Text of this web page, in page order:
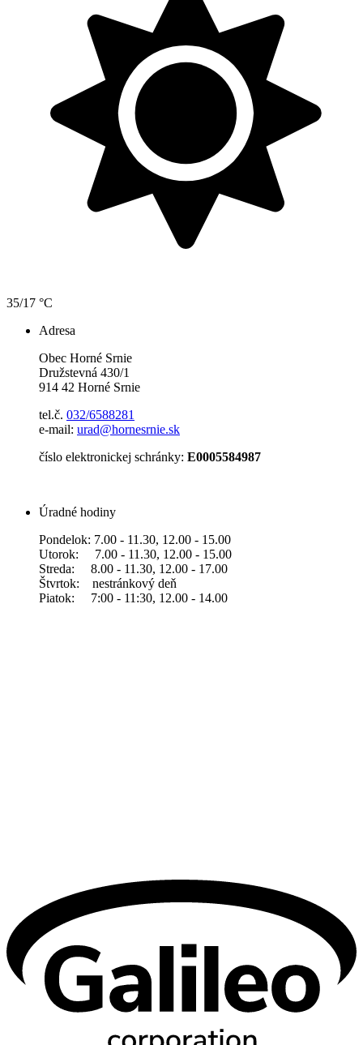
35/17 °C
Adresa
Obec Horné Srnie
Družstevná 430/1
914 42 Horné Srnie
tel.č. 032/6588281
e-mail: urad@hornesrnie.sk
číslo elektronickej schránky: E0005584987
Úradné hodiny
Pondelok: 7.00 - 11.30, 12.00 - 15.00
Utorok: 7.00 - 11.30, 12.00 - 15.00
Streda: 8.00 - 11.30, 12.00 - 17.00
Štvrtok: nestránkový deň
Piatok: 7:00 - 11:30, 12.00 - 14.00